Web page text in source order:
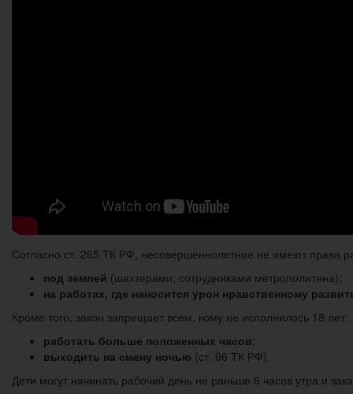
Согласно ст. 265 ТК РФ, несовершеннолетние не имеют права
под землей (шахтерами, сотрудниками метрополитена);
на работах, где наносится урон нравственному
Кроме того, закон запрещает всем, кому не исполнилось 18 лет:
работать больше положенных часов;
выходить на смену ночью (ст. 96 ТК РФ).
Дети могут начинать рабочий день не раньше 6 часов утра и